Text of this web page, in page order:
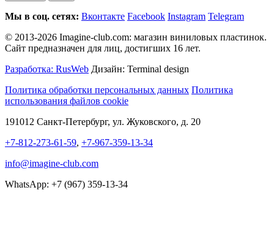
Мы в соц. сетях: Вконтакте Facebook Instagram Telegram
© 2013-2026 Imagine-club.com: магазин виниловых пластинок.
Сайт предназначен для лиц, достигших 16 лет.
Разработка: RusWeb Дизайн: Terminal design
Политика обработки персональных данных Политика
использования файлов cookie
191012 Санкт-Петербург, ул. Жуковского, д. 20
+7-812-273-61-59, +7-967-359-13-34
info@imagine-club.com
WhatsApp: +7 (967) 359-13-34